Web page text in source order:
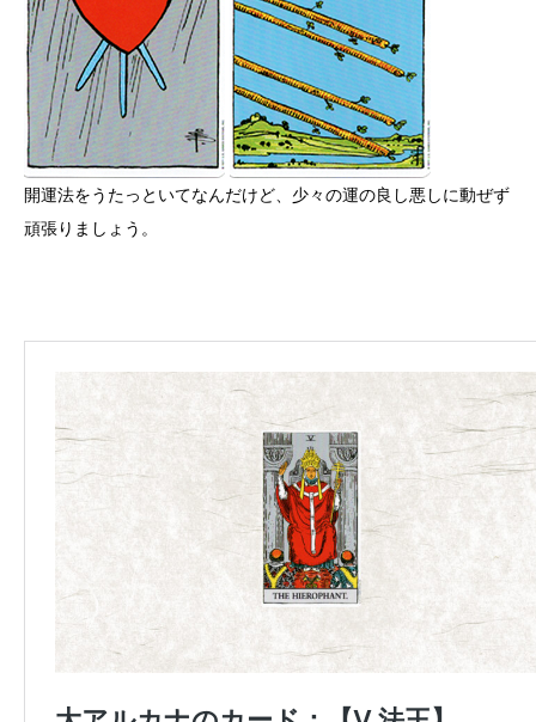
開運法をうたっといてなんだけど、少々の運の良し悪しに動ぜず
頑張りましょう。